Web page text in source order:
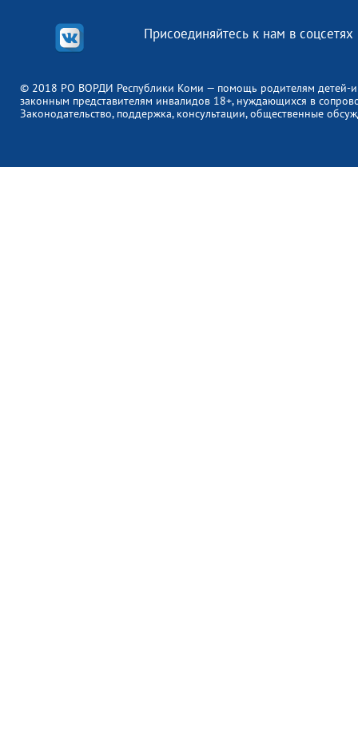
© 2018 РО ВОРДИ Республики Коми — помощь родителям детей-
законным представителям инвалидов 18+, нуждающихся в
Законодательство, поддержка, консультации, общественные
Присоединяйтесь к нам в соцсетях